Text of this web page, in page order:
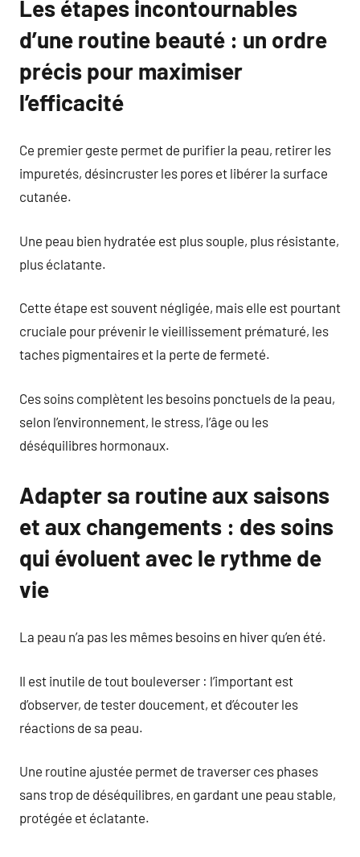
Les étapes incontournables
d’une routine beauté : un ordre
précis pour maximiser
l’efficacité
Ce premier geste permet de purifier la peau, retirer les
impuretés, désincruster les pores et libérer la surface
cutanée.
Une peau bien hydratée est plus souple, plus résistante,
plus éclatante.
Cette étape est souvent négligée, mais elle est pourtant
cruciale pour prévenir le vieillissement prématuré, les
taches pigmentaires et la perte de fermeté.
Ces soins complètent les besoins ponctuels de la peau,
selon l’environnement, le stress, l’âge ou les
déséquilibres hormonaux.
Adapter sa routine aux saisons
et aux changements : des soins
qui évoluent avec le rythme de
vie
La peau n’a pas les mêmes besoins en hiver qu’en été.
Il est inutile de tout bouleverser : l’important est
d’observer, de tester doucement, et d’écouter les
réactions de sa peau.
Une routine ajustée permet de traverser ces phases
sans trop de déséquilibres, en gardant une peau stable,
protégée et éclatante.